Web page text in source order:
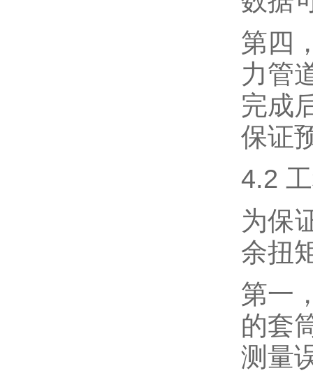
第四
力管
完成
保证
4.2
为保
余扭
第一
的套
测量